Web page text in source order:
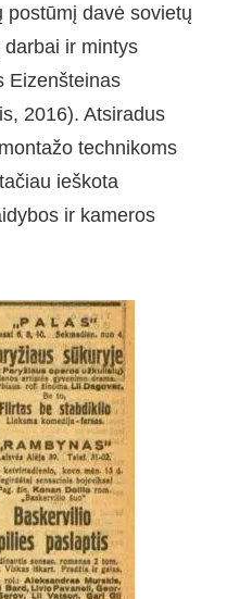
postūmį davė sovietų
ir mintys
Eizenšteinas
2016). Atsiradus
technikoms
ieškota
ir kameros